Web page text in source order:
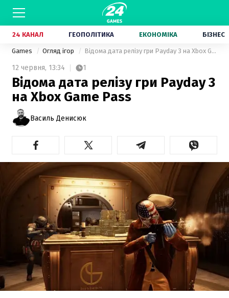
24 КАНАЛ ГЕОПОЛІТИКА ЕКОНОМІКА БІЗНЕС
Games Огляд ігор Відома дата релізу гри Payday 3 на Xbox Game Pass
12 червня, 13:34 1
Відома дата релізу гри Payday 3
на Xbox Game Pass
Василь Денисюк